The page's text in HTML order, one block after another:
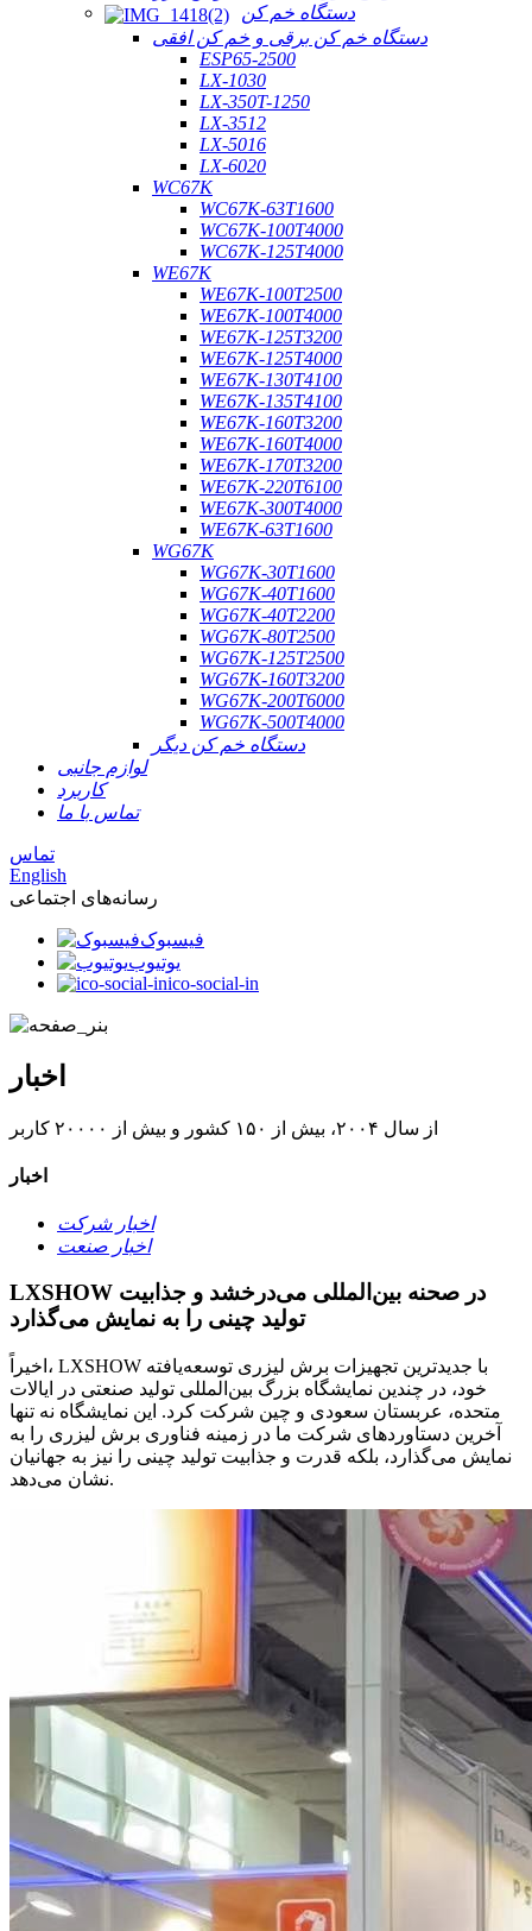
دستگاه خم کن
دستگاه خم کن برقی و خم کن افقی
ESP65-2500
LX-1030
LX-350T-1250
LX-3512
LX-5016
LX-6020
WC67K
WC67K-63T1600
WC67K-100T4000
WC67K-125T4000
WE67K
WE67K-100T2500
WE67K-100T4000
WE67K-125T3200
WE67K-125T4000
WE67K-130T4100
WE67K-135T4100
WE67K-160T3200
WE67K-160T4000
WE67K-170T3200
WE67K-220T6100
WE67K-300T4000
WE67K-63T1600
WG67K
WG67K-30T1600
WG67K-40T1600
WG67K-40T2200
WG67K-80T2500
WG67K-125T2500
WG67K-160T3200
WG67K-200T6000
WG67K-500T4000
دستگاه خم کن دیگر
لوازم جانبی
کاربرد
تماس با ما
تماس
English
رسانه‌های اجتماعی
فیسبوک
یوتیوب
ico-social-in
اخبار
از سال ۲۰۰۴، بیش از ۱۵۰ کشور و بیش از ۲۰۰۰۰ کاربر
اخبار
اخبار شرکت
اخبار صنعت
LXSHOW در صحنه بین‌المللی می‌درخشد و جذابیت
تولید چینی را به نمایش می‌گذارد
اخیراً، LXSHOW با جدیدترین تجهیزات برش لیزری توسعه‌یافته
خود، در چندین نمایشگاه بزرگ بین‌المللی تولید صنعتی در ایالات
متحده، عربستان سعودی و چین شرکت کرد. این نمایشگاه نه تنها
آخرین دستاوردهای شرکت ما در زمینه فناوری برش لیزری را به
نمایش می‌گذارد، بلکه قدرت و جذابیت تولید چینی را نیز به جهانیان
نشان می‌دهد.